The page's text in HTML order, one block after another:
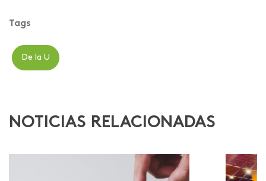
Tags
De la U
NOTICIAS RELACIONADAS